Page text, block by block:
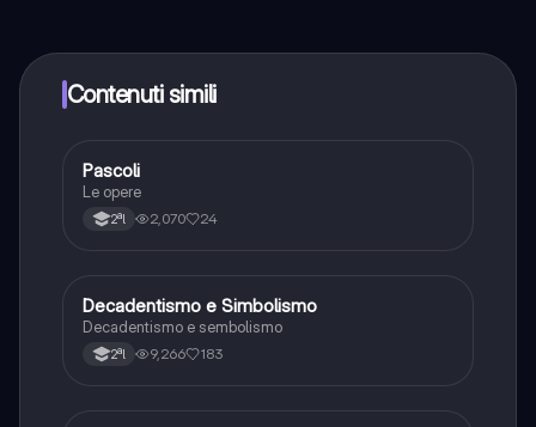
Knowunity Premium, che consente di studiare senza
alcun limite!!
Contenuti simili
Italiano
Pascoli
Le opere
2ªl 2,070 24
Italiano
Decadentismo e Simbolismo
Decadentismo e sembolismo
2ªl 9,266 183